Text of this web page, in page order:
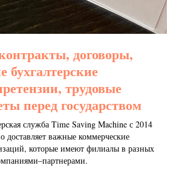
договоры,
трудовые
перед государством
служба Time Saving Machine с 2014
доставляет важные коммерческие
которые имеют филиалы в разных